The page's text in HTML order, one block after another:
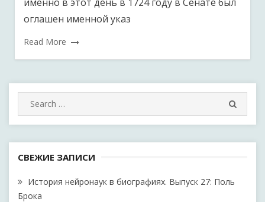
оглашен именной указ
Read More
СВЕЖИЕ ЗАПИСИ
История нейронаук в биографиях. Выпуск 27: Поль
Брока